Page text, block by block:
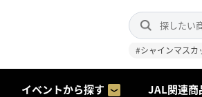
#シャインマスカ
イベントから探す JAL関連商